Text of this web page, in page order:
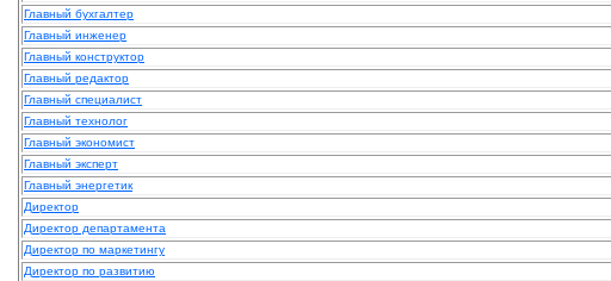
Главный бухгалтер
Главный инженер
Главный конструктор
Главный редактор
Главный специалист
Главный технолог
Главный экономист
Главный эксперт
Главный энергетик
Директор
Директор департамента
Директор по маркетингу
Директор по развитию